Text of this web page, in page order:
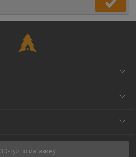
3D-тур по магазину